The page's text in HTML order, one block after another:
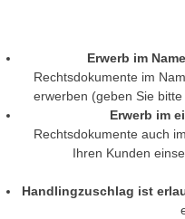
Erwerb im
Rechtsdokumente im
erwerben (geben Sie
Erwerb im
Rechtsdokumente auch
Ihren Kunden
Handlingzuschlag ist